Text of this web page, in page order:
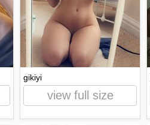
gikiyi
view full size